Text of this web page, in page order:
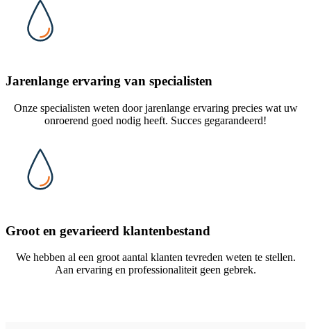
Jarenlange ervaring van specialisten
Onze specialisten weten door jarenlange ervaring precies wat uw
onroerend goed nodig heeft. Succes gegarandeerd!
Groot en gevarieerd klantenbestand
We hebben al een groot aantal klanten tevreden weten te stellen.
Aan ervaring en professionaliteit geen gebrek.